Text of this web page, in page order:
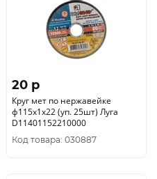
20 p
Круг мет по нержавейке
ф115х1х22 (уп. 25шт) Луга
D11401152210000
Код товара: 030887